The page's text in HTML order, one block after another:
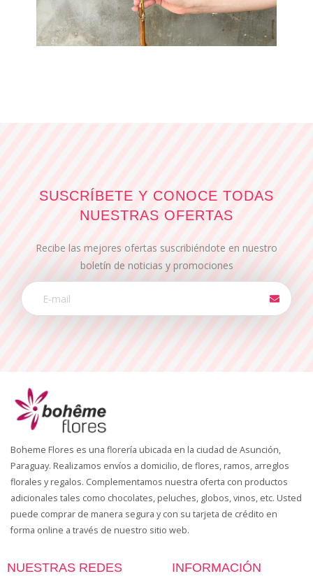
SUSCRÍBETE Y CONOCE TODAS
NUESTRAS OFERTAS
Recibe las mejores ofertas suscribiéndote en nuestro
boletín de noticias y promociones
Boheme Flores es una florería ubicada en la ciudad de Asunción,
Paraguay. Realizamos envíos a domicilio, de flores, ramos, arreglos
florales y regalos. Complementamos nuestra oferta con productos
adicionales tales como chocolates, peluches, globos, vinos, etc. Usted
puede comprar de manera segura y con su tarjeta de crédito en
forma online a través de nuestro sitio web.
NUESTRAS REDES INFORMACIÓN